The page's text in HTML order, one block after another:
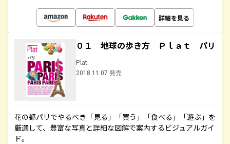
詳細を見る
０１ 地球の歩き方 Ｐｌａｔ パリ
Plat
2018.11.07 発売
花の都パリでやるべき「見る」「買う」「食べる」「遊ぶ」を
厳選して、豊富な写真と詳細な図解で案内するビジュアルガイ
ド。